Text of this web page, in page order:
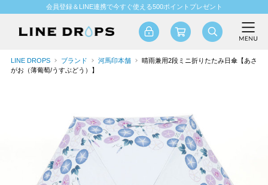
会員登録＆LINE連携で今すぐ使える500ポイントプレゼント
LINE DROPS ブランド 河馬印本舗
晴雨兼用2段ミニ折りたたみ日傘【あさ
がお（薄葡萄/うすぶどう）】